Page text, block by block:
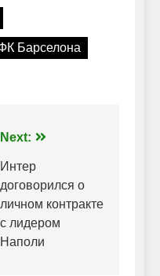
Барселона
Next:
Интер
договорился о
личном контракте
с лидером
Наполи